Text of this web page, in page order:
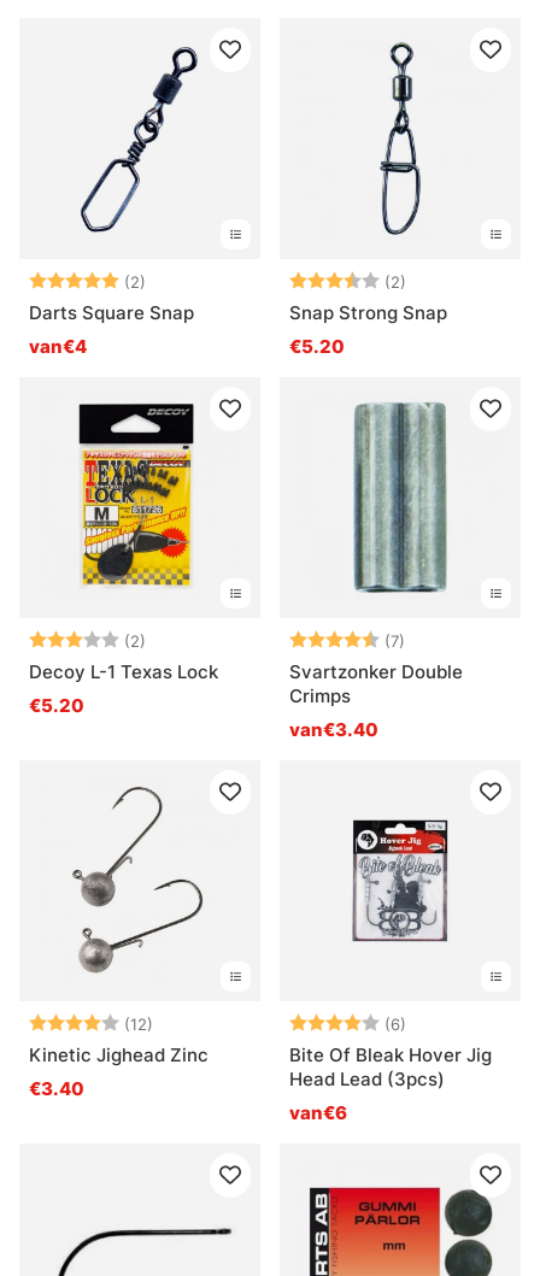
Beoordeling:
(2)
Darts Square Snap
van€4
Beoordeling:
(2)
Snap Strong Snap
€5.20
Beoordeling:
(2)
Decoy L-1 Texas Lock
€5.20
Beoordeling:
(7)
Svartzonker Double
Crimps
van€3.40
Beoordeling:
(12)
Kinetic Jighead Zinc
€3.40
Beoordeling:
(6)
Bite Of Bleak Hover Jig
Head Lead (3pcs)
van€6